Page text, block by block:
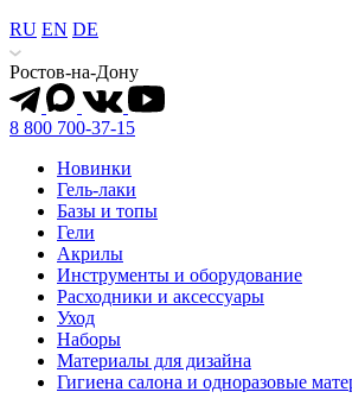
RU EN DE
Ростов-на-Дону
8 800 700-37-15
Новинки
Гель-лаки
Базы и топы
Гели
Акрилы
Инструменты и оборудование
Расходники и аксессуары
Уход
Наборы
Материалы для дизайна
Гигиена салона и одноразовые